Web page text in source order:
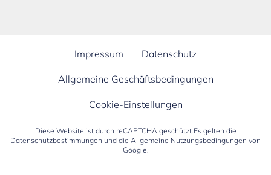
Impressum Datenschutz
Allgemeine Geschäftsbedingungen
Cookie-Einstellungen
Diese Website ist durch reCAPTCHA geschützt.Es gelten die
Datenschutzbestimmungen und die Allgemeine Nutzungsbedingungen von
Google.